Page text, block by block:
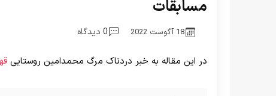
مسابقات
18 آگوست 2022 0 دیدگاه
در این مقاله به خبر دردناک مرگ محمدامین روستایی